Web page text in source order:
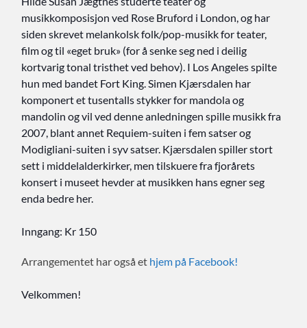
musikkomposisjon ved Rose Bruford i London, og har
siden skrevet melankolsk folk/pop-musikk for teater,
film og til «eget bruk» (for å senke seg ned i deilig
kortvarig tonal tristhet ved behov). I Los Angeles spilte
hun med bandet Fort King. Simen Kjærsdalen har
komponert et tusentalls stykker for mandola og
mandolin og vil ved denne anledningen spille musikk fra
2007, blant annet Requiem-suiten i fem satser og
Modigliani-suiten i syv satser. Kjærsdalen spiller stort
sett i middelalderkirker, men tilskuere fra fjorårets
konsert i museet hevder at musikken hans egner seg
enda bedre her.
Inngang: Kr 150
Arrangementet har også et hjem på Facebook!
Velkommen!